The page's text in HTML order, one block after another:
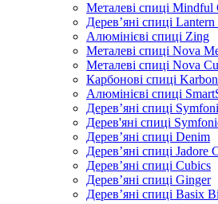
Металеві спиці Mindful
Дерев’яні спиці
Алюмінієві спиці Zing
Металеві спиці Nova
Металеві спиці Nova
Карбонові спиці
Алюмінієві спиці
Дерев’яні спиці
Дерев'яні спиці
Дерев’яні спиці Denim
Дерев’яні спиці Jadore
Дерев’яні спиці Cubics
Дерев’яні спиці Ginger
Дерев’яні спиці Basix